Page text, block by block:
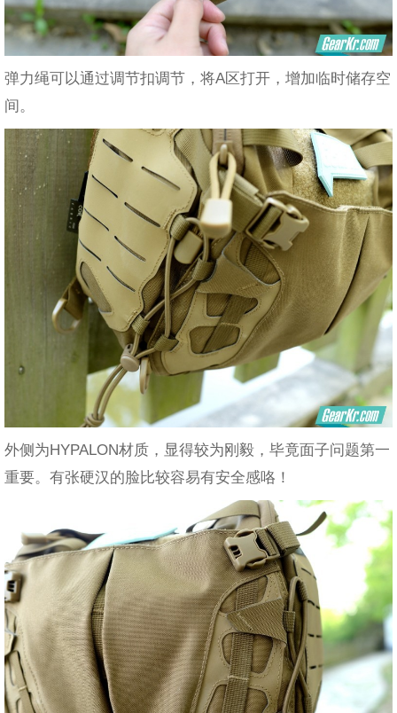
弹力绳可以通过调节扣调节，将A区打开，增加临时储存空
间。
外侧为HYPALON材质，显得较为刚毅，毕竟面子问题第一
重要。有张硬汉的脸比较容易有安全感咯！